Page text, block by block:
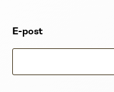
E-post